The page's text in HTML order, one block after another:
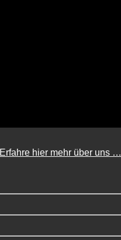
Erfahre hier mehr über uns …